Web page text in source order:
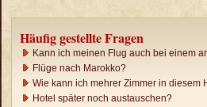
Häufig gestellte Fragen
Kann ich meinen Flug auch bei einem
Flüge nach Marokko?
Wie kann ich mehrer Zimmer in diesem
Hotel später noch austauschen?